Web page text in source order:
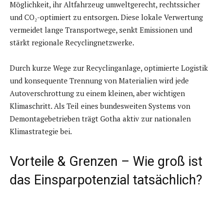
Möglichkeit, ihr Altfahrzeug umweltgerecht, rechtssicher
und CO₂-optimiert zu entsorgen. Diese lokale Verwertung
vermeidet lange Transportwege, senkt Emissionen und
stärkt regionale Recyclingnetzwerke.
Durch kurze Wege zur Recyclinganlage, optimierte Logistik
und konsequente Trennung von Materialien wird jede
Autoverschrottung zu einem kleinen, aber wichtigen
Klimaschritt. Als Teil eines bundesweiten Systems von
Demontagebetrieben trägt Gotha aktiv zur nationalen
Klimastrategie bei.
Vorteile & Grenzen – Wie groß ist
das Einsparpotenzial tatsächlich?